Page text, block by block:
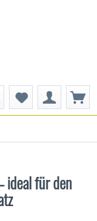
ideal für den